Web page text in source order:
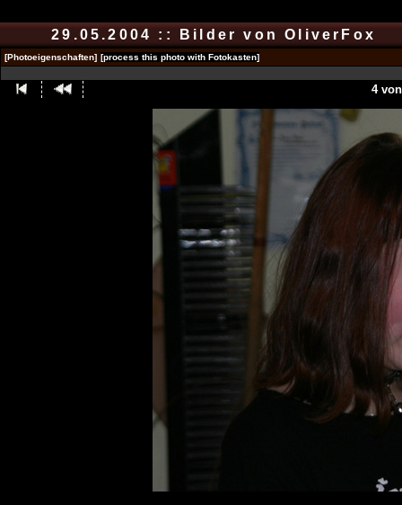
29.05.2004 :: Bilder von OliverFox
[Photoeigenschaften] [process this photo with Fotokasten]
4